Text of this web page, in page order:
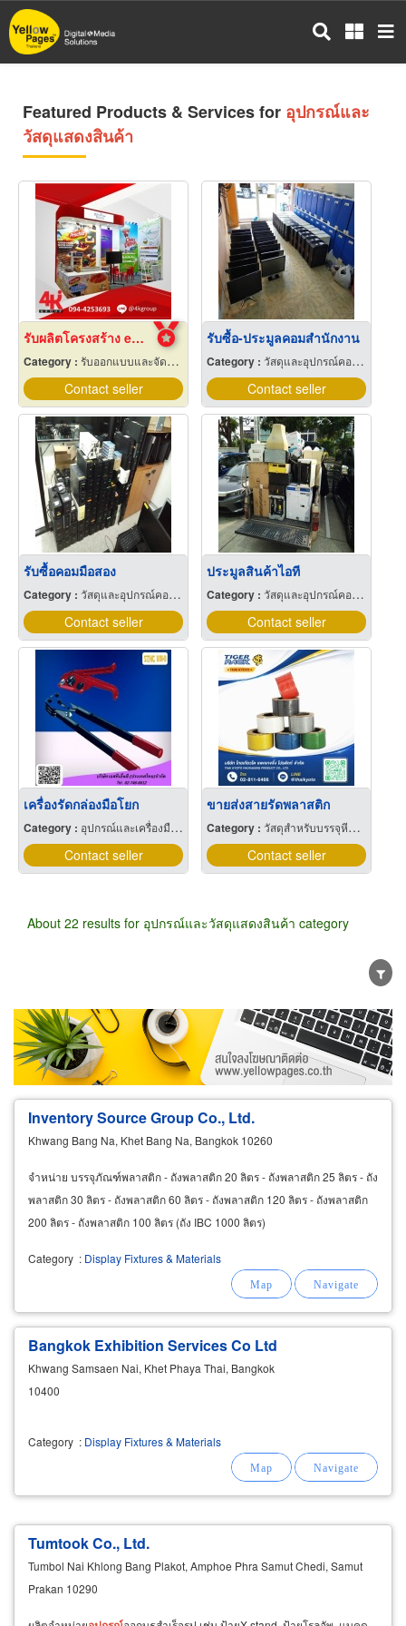
Skip
to
main
Featured Products & Services for อุปกรณ์และ
วัสดุแสดงสินค้า
รับผลิตโครงสร้าง exhibition
Category : รับออกแบบและจัดแสดงนิทรรศการ
Contact seller
รับซื้อ-ประมูลคอมสำนักงาน
Category :วัสดุและอุปกรณ์คอมพิวเตอร์
Contact seller
รับซื้อคอมมือสอง
Category : วัสดุและอุปกรณ์คอมพิวเตอร์
Contact seller
ประมูลสินค้าไอที
Category :วัสดุและอุปกรณ์คอมพิวเตอร์
Contact seller
เครื่องรัดกล่องมือโยก
Category : อุปกรณ์และเครื่องมือห่อมัดของ
Contact seller
ขายส่งสายรัดพลาสติก
Category :วัสดุสำหรับบรรจุหีบห่อเครื่องจักรกล
Contact seller
About 22 results for อุปกรณ์และวัสดุแสดงสินค้า category
Wholesale Retail Manufacturer
Dealer
Exporter/Importer
Service Business
Inventory Source Group Co., Ltd.
Khwang Bang Na, Khet Bang Na, Bangkok 10260
จำหน่าย บรรจุภัณฑ์พลาสติก - ถังพลาสติก 20 ลิตร - ถังพลาสติก 25 ลิตร - ถัง
พลาสติก 30 ลิตร - ถังพลาสติก 60 ลิตร - ถังพลาสติก 120 ลิตร - ถังพลาสติก
200 ลิตร - ถังพลาสติก 100 ลิตร (ถัง IBC 1000 ลิตร)
Category : Display Fixtures & Materials
Bangkok Exhibition Services Co Ltd
Khwang Samsaen Nai, Khet Phaya Thai, Bangkok
10400
Category : Display Fixtures & Materials
Tumtook Co., Ltd.
Tumbol Nai Khlong Bang Plakot, Amphoe Phra Samut Chedi, Samut
Prakan 10290